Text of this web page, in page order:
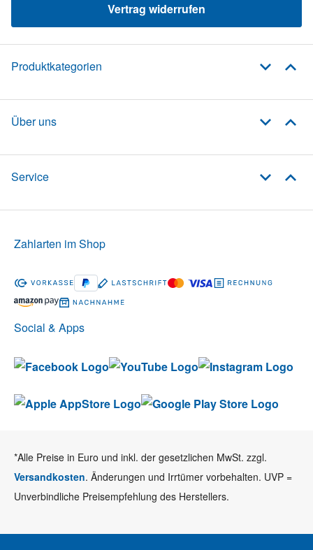
Vertrag widerrufen
Produktkategorien
Über uns
Service
Social & Apps
Zahlarten im Shop
*Alle Preise in Euro und inkl. der gesetzlichen MwSt. zzgl.
Versandkosten. Änderungen und Irrtümer vorbehalten. UVP =
Unverbindliche Preisempfehlung des Herstellers.